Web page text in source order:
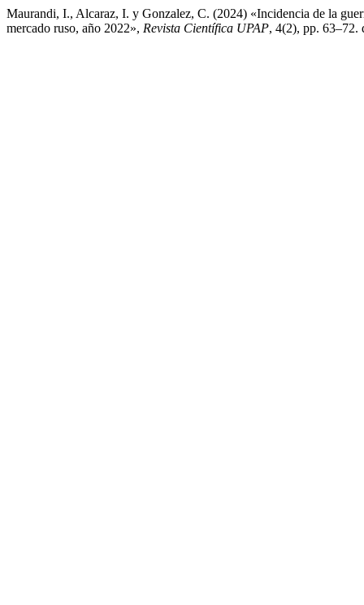
Maurandi, I., Alcaraz, I. y Gonzalez, C. (2024) «Incidencia de la
mercado ruso, año 2022», Revista Científica UPAP, 4(2), pp. 63–72.